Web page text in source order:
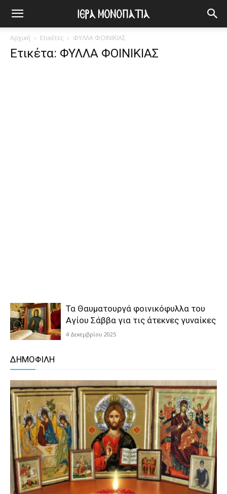
Αρχική Ετικέτες ΦΥΛΛΑ ΦΟΙΝΙΚΙΑΣ
Ετικέτα: ΦΥΛΛΑ ΦΟΙΝΙΚΙΑΣ
Τα Θαυματουργά φοινικόφυλλα του
Αγίου Σάββα για τις άτεκνες γυναίκες
4 Δεκεμβρίου 2025
ΔΗΜΟΦΙΛΗ